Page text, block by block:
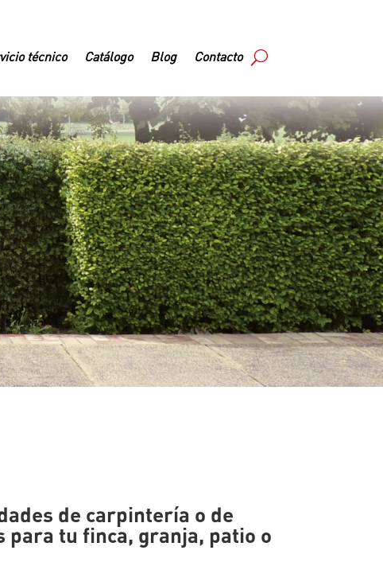
técnico Catálogo Blog Contacto
de carpintería o de
para tu finca, granja, patio o